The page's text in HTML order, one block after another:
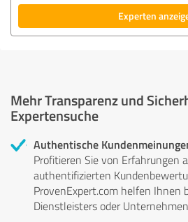
Experten
Mehr Transparenz und
Expertensuche
Authentische
Profitieren Sie von Erfahrungen
authentifizierten
ProvenExpert.com helfen Ihnen
Dienstleisters oder